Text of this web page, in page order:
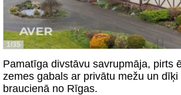
1/35
Pamatīga divstāvu savrupmāja, pirts
zemes gabals ar privātu mežu un dīķi
braucienā no Rīgas.